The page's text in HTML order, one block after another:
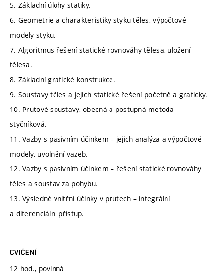
5. Základní úlohy statiky.
6. Geometrie a charakteristiky styku těles, výpočtové
modely styku.
7. Algoritmus řešení statické rovnováhy tělesa, uložení
tělesa.
8. Základní grafické konstrukce.
9. Soustavy těles a jejich statické řešení početně a graficky.
10. Prutové soustavy, obecná a postupná metoda
styčníková.
11. Vazby s pasivním účinkem – jejich analýza a výpočtové
modely, uvolnění vazeb.
12. Vazby s pasivním účinkem – řešení statické rovnováhy
těles a soustav za pohybu.
13. Výsledné vnitřní účinky v prutech – integrální
a diferenciální přístup.
CVIČENÍ
12 hod., povinná